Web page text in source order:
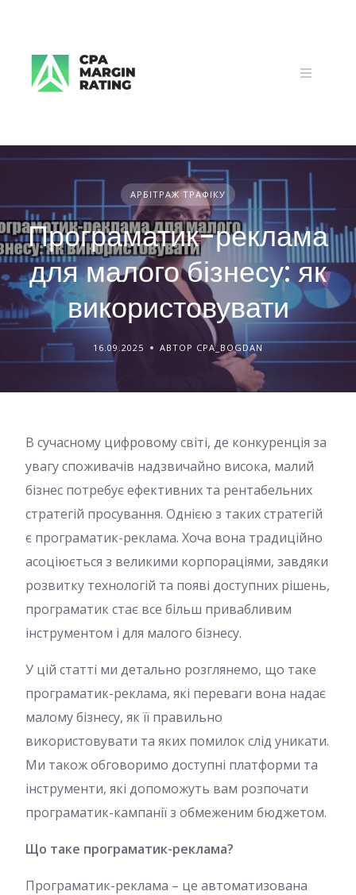
АРБІТРАЖ ТРАФІКУ
Програматик-реклама
для малого бізнесу: як
використовувати
16.09.2025 АВТОР CPA_BOGDAN
В сучасному цифровому світі, де конкуренція за
увагу споживачів надзвичайно висока, малий
бізнес потребує ефективних та рентабельних
стратегій просування. Однією з таких стратегій
є програматик-реклама. Хоча вона традиційно
асоціюється з великими корпораціями, завдяки
розвитку технологій та появі доступних рішень,
програматик стає все більш привабливим
інструментом і для малого бізнесу.
У цій статті ми детально розглянемо, що таке
програматик-реклама, які переваги вона надає
малому бізнесу, як її правильно
використовувати та яких помилок слід уникати.
Ми також обговоримо доступні платформи та
інструменти, які допоможуть вам розпочати
програматик-кампанії з обмеженим бюджетом.
Що таке програматик-реклама?
Програматик-реклама – це автоматизована